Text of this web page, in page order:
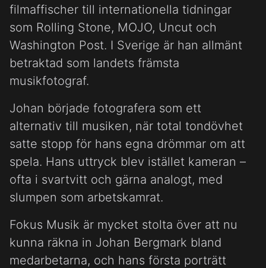
filmaffischer till internationella tidningar
som Rolling Stone, MOJO, Uncut och
Washington Post. I Sverige är han allmänt
betraktad som landets främsta
musikfotograf.
Johan började fotografera som ett
alternativ till musiken, när total tondövhet
satte stopp för hans egna drömmar om att
spela. Hans uttryck blev istället kameran –
ofta i svartvitt och gärna analogt, med
slumpen som arbetskamrat.
Fokus Musik är mycket stolta över att nu
kunna räkna in Johan Bergmark bland
medarbetarna, och hans första porträtt